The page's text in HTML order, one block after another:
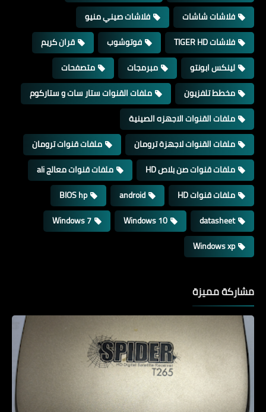
فلاشات شاشات
فلاشات صيني منيو
فلاشات TIGER HD
فوتوشوب
قران كريم
لينكس ابونتو
مبرمجات
متصفحات
مخطط تلفزيون
ملفات القنوات ستار سات و ستاركوم
ملفات القنوات الاجهزه الصينية
ملفات القنوات لاجهزة ترومان
ملفات قنوات ترومان
ملفات قنوات صن بلاص HD
ملفات قنوات معالج ali
ملفات قنوات HD
android
BIOS hp
datasheet
Windows 10
Windows 7
Windows xp
مشاركة مميزة